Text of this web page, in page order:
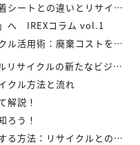
の違いとリサイクルの取り組み
」へ IREXコラム vol.1
：廃棄コストを減らす具体策とは
クルの新たなビジネスに着手
クル方法と流れ
解説！
ろう！
イクルとの比較で見えてくる最適解